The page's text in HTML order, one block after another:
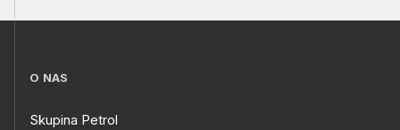
O NAS
Skupina Petrol